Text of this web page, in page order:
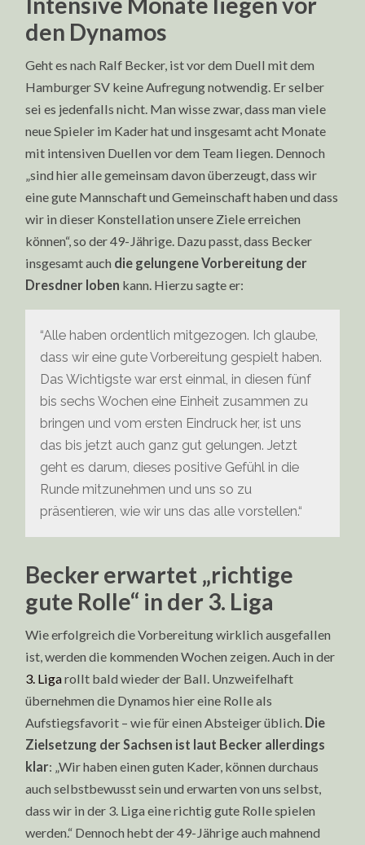
den Dynamos
Geht es nach Ralf Becker, ist vor dem Duell mit dem
Hamburger SV keine Aufregung notwendig. Er selber
sei es jedenfalls nicht. Man wisse zwar, dass man viele
neue Spieler im Kader hat und insgesamt acht Monate
mit intensiven Duellen vor dem Team liegen. Dennoch
„sind hier alle gemeinsam davon überzeugt, dass wir
eine gute Mannschaft und Gemeinschaft haben und dass
wir in dieser Konstellation unsere Ziele erreichen
können“, so der 49-Jährige. Dazu passt, dass Becker
insgesamt auch die gelungene Vorbereitung der
Dresdner loben kann. Hierzu sagte er:
“Alle haben ordentlich mitgezogen. Ich glaube,
dass wir eine gute Vorbereitung gespielt haben.
Das Wichtigste war erst einmal, in diesen fünf
bis sechs Wochen eine Einheit zusammen zu
bringen und vom ersten Eindruck her, ist uns
das bis jetzt auch ganz gut gelungen. Jetzt
geht es darum, dieses positive Gefühl in die
Runde mitzunehmen und uns so zu
präsentieren, wie wir uns das alle vorstellen.“
Becker erwartet „richtige
gute Rolle“ in der 3. Liga
Wie erfolgreich die Vorbereitung wirklich ausgefallen
ist, werden die kommenden Wochen zeigen. Auch in der
3. Ligarollt bald wieder der Ball. Unzweifelhaft
übernehmen die Dynamos hier eine Rolle als
Aufstiegsfavorit – wie für einen Absteiger üblich. Die
Zielsetzung der Sachsen ist laut Becker allerdings
klar: „Wir haben einen guten Kader, können durchaus
auch selbstbewusst sein und erwarten von uns selbst,
dass wir in der 3. Liga eine richtig gute Rolle spielen
werden.“ Dennoch hebt der 49-Jährige auch mahnend